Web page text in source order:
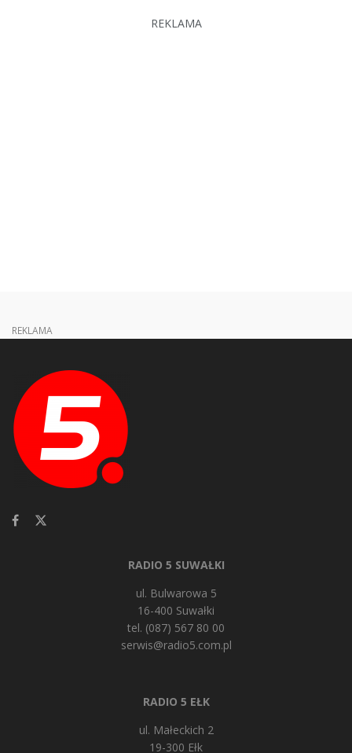
REKLAMA
REKLAMA
RADIO 5 SUWAŁKI
ul. Bulwarowa 5
16-400 Suwałki
tel. (087) 567 80 00
serwis@radio5.com.pl
RADIO 5 EŁK
ul. Małeckich 2
19-300 Ełk